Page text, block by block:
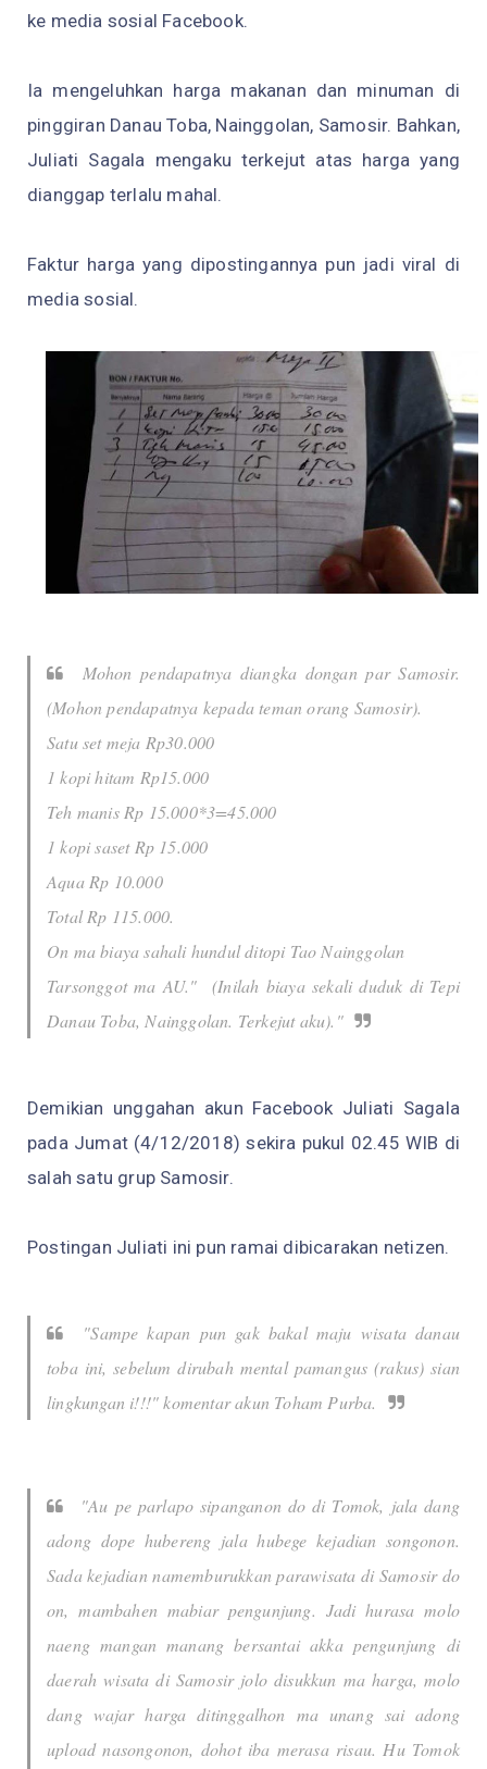
ke media sosial Facebook.
Ia mengeluhkan harga makanan dan minuman di
pinggiran Danau Toba, Nainggolan, Samosir. Bahkan,
Juliati Sagala mengaku terkejut atas harga yang
dianggap terlalu mahal.
Faktur harga yang dipostingannya pun jadi viral di
media sosial.
Mohon pendapatnya diangka dongan par Samosir.
(Mohon pendapatnya kepada teman orang Samosir).
Satu set meja Rp30.000
1 kopi hitam Rp15.000
Teh manis Rp 15.000*3=45.000
1 kopi saset Rp 15.000
Aqua Rp 10.000
Total Rp 115.000.
On ma biaya sahali hundul ditopi Tao Nainggolan
Tarsonggot ma AU." (Inilah biaya sekali duduk di Tepi
Danau Toba, Nainggolan. Terkejut aku)."
Demikian unggahan akun Facebook Juliati Sagala
pada Jumat (4/12/2018) sekira pukul 02.45 WIB di
salah satu grup Samosir.
Postingan Juliati ini pun ramai dibicarakan netizen.
"Sampe kapan pun gak bakal maju wisata danau
toba ini, sebelum dirubah mental pamangus (rakus) sian
lingkungan i!!!" komentar akun Toham Purba.
"Au pe parlapo sipanganon do di Tomok, jala dang
adong dope hubereng jala hubege kejadian songonon.
Sada kejadian namemburukkan parawisata di Samosir do
on, mambahen mabiar pengunjung. Jadi hurasa molo
naeng mangan manang bersantai akka pengunjung di
daerah wisata di Samosir jolo disukkun ma harga, molo
dang wajar harga ditinggalhon ma unang sai adong
upload nasongonon, dohot iba merasa risau. Hu Tomok